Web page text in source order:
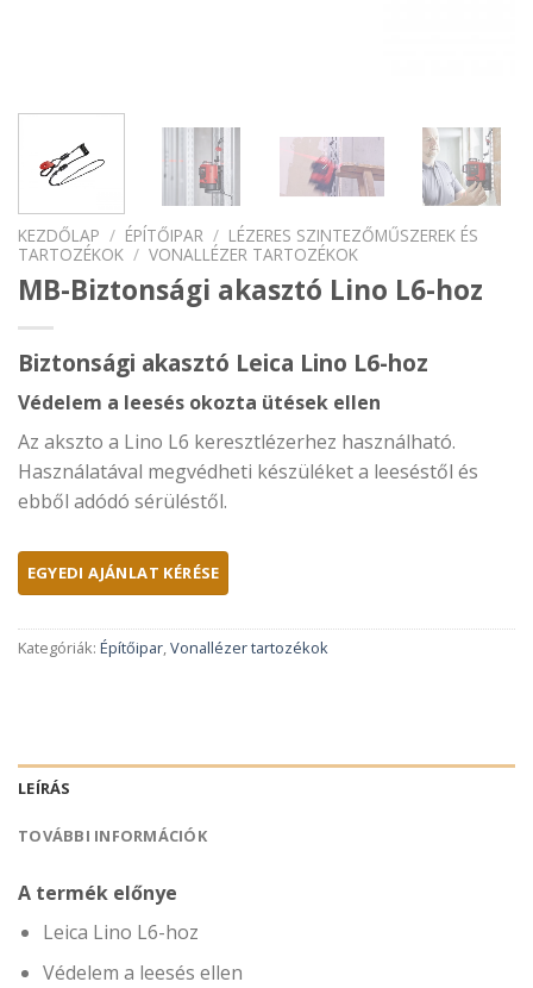
KEZDŐLAP / ÉPÍTŐIPAR / LÉZERES SZINTEZŐMŰSZEREK ÉS
TARTOZÉKOK / VONALLÉZER TARTOZÉKOK
MB-Biztonsági akasztó Lino L6-hoz
Biztonsági akasztó Leica Lino L6-hoz
Védelem a leesés okozta ütések ellen
Az akszto a Lino L6 keresztlézerhez használható.
Használatával megvédheti készüléket a leeséstől és
ebből adódó sérüléstől.
Kategóriák: Építőipar,Vonallézer tartozékok
LEÍRÁS
TOVÁBBI INFORMÁCIÓK
A termék előnye
Leica Lino L6-hoz
Védelem a leesés ellen